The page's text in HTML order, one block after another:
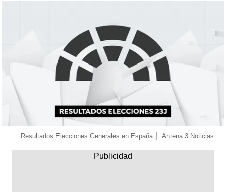
Resultados Elecciones Generales en España Antena 3 Noticias